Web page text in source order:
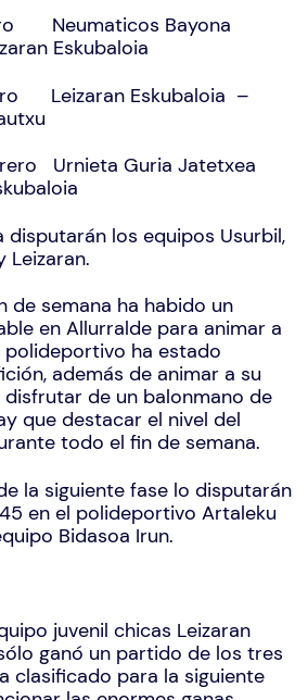
Neumaticos Bayona
Eskubaloia
Leizaran Eskubaloia –
Urnieta Guria Jatetxea
disputarán los equipos Usurbil,
Leizaran.
de semana ha habido un
en Allurralde para animar a
ha estado
además de animar a su
de un balonmano de
que destacar el nivel del
todo el fin de semana.
la siguiente fase lo disputarán
en el polideportivo Artaleku
Bidasoa Irun.
juvenil chicas Leizaran
ganó un partido de los tres
clasificado para la siguiente